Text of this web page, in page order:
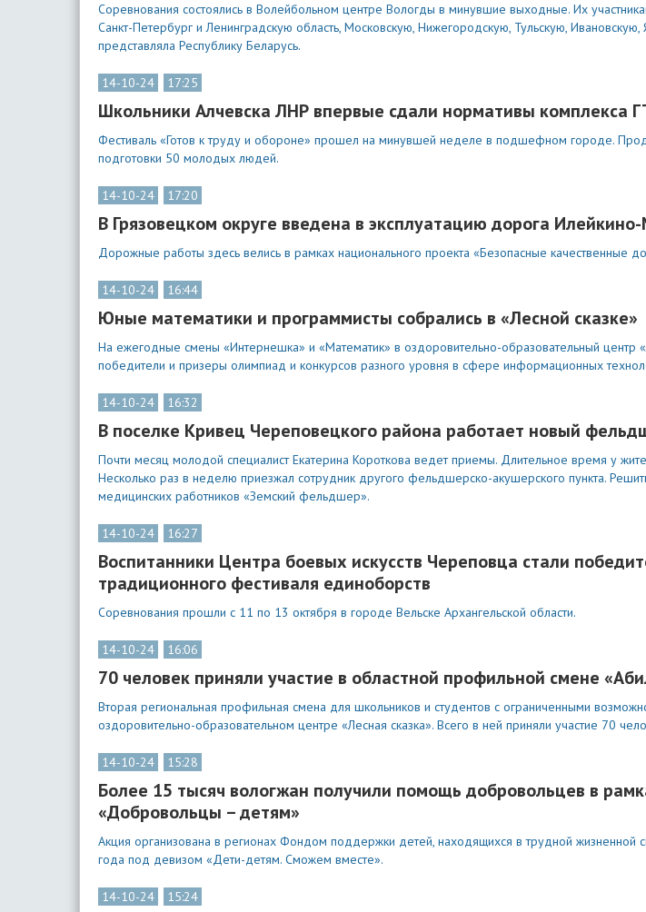
Соревнования состоялись в Волейбольном центре Вологды в минувшие выходные. Их
Санкт-Петербург и Ленинградскую область, Московскую, Нижегородскую, Тульскую,
представляла Республику Беларусь.
14-10-24 17:25
Школьники Алчевска ЛНР впервые сдали нормативы комплекса
Фестиваль «Готов к труду и обороне» прошел на минувшей неделе в подшефном городе.
подготовки 50 молодых людей.
14-10-24 17:20
В Грязовецком округе введена в эксплуатацию дорога
Дорожные работы здесь велись в рамках национального проекта «Безопасные качественные
14-10-24 16:44
Юные математики и программисты собрались в «Лесной сказке»
На ежегодные смены «Интернешка» и «Математик» в оздоровительно-образовательный центр
победители и призеры олимпиад и конкурсов разного уровня в сфере информационных
14-10-24 16:32
В поселке Кривец Череповецкого района работает новый
Почти месяц молодой специалист Екатерина Короткова ведет приемы. Длительное время у
Несколько раз в неделю приезжал сотрудник другого фельдшерско-акушерского пункта.
медицинских работников «Земский фельдшер».
14-10-24 16:27
Воспитанники Центра боевых искусств Череповца стали
традиционного фестиваля единоборств
Соревнования прошли с 11 по 13 октября в городе Вельске Архангельской области.
14-10-24 16:06
70 человек приняли участие в областной профильной смене
Вторая региональная профильная смена для школьников и студентов с ограниченными
оздоровительно-образовательном центре «Лесная сказка». Всего в ней приняли участие 70
14-10-24 15:28
Более 15 тысяч вологжан получили помощь добровольцев в
«Добровольцы – детям»
Акция организована в регионах Фондом поддержки детей, находящихся в трудной жизненной
года под девизом «Дети-детям. Сможем вместе».
14-10-24 15:24